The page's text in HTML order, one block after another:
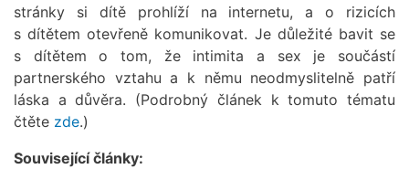
stránky si dítě prohlíží na internetu, a o rizicích
s dítětem otevřeně komunikovat. Je důležité bavit se
s dítětem o tom, že intimita a sex je součástí
partnerského vztahu a k němu neodmyslitelně patří
láska a důvěra. (Podrobný článek k tomuto tématu
čtěte zde.)
Související články: